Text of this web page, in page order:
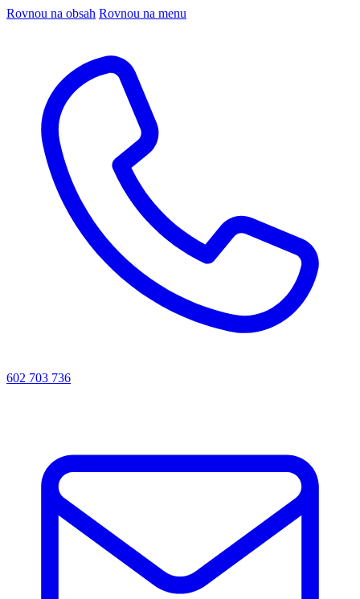
Rovnou na obsah Rovnou na menu
602 703 736